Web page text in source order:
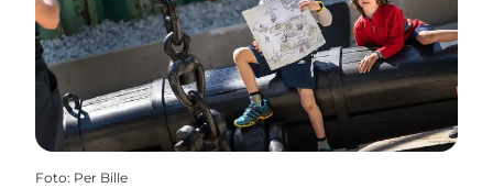
Foto: Per Bille